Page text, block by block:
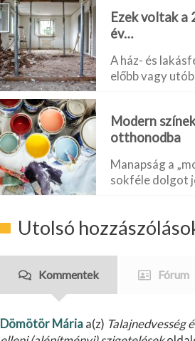
Ezek voltak a
év…
A ház- és
előbb vagy
Modern
otthonodba
Manapság a
sokféle dolgot
Utolsó
Kommentek Fórum
Dömötör Máriaa(z) Talajnedvesség